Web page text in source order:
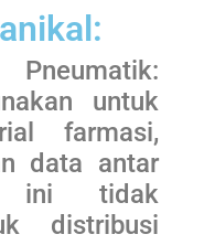
Pneumatik:
untuk
farmasi,
data antar
ini tidak
distribusi